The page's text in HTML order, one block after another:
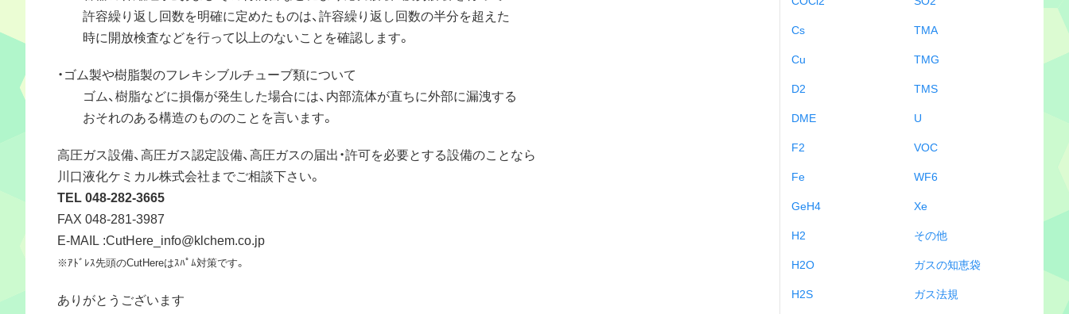
許容繰り返し回数を明確に定めたものは、許容繰り返し回数の半分を超えた
時に開放検査などを行って以上のないことを確認します。
・ゴム製や樹脂製のフレキシブルチューブ類について
ゴム、樹脂などに損傷が発生した場合には、内部流体が直ちに外部に漏洩する
おそれのある構造のもののことを言います。
高圧ガス設備、高圧ガス認定設備、高圧ガスの届出・許可を必要とする設備のことなら
川口液化ケミカル株式会社までご相談下さい。
TEL 048-282-3665
FAX 048-281-3987
E-MAIL :CutHere_info@klchem.co.jp
※ｱﾄﾞﾚｽ先頭のCutHereはｽﾊﾟﾑ対策です。
ありがとうございます
Cs
Cu
D2
DME
F2
Fe
GeH4
H2
H2O
H2S
TMA
TMG
TMS
U
VOC
WF6
Xe
その他
ガスの知恵袋
ガス法規